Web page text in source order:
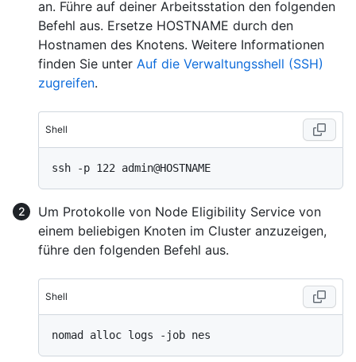
an. Führe auf deiner Arbeitsstation den folgenden
Befehl aus. Ersetze HOSTNAME durch den
Hostnamen des Knotens. Weitere Informationen
finden Sie unter Auf die Verwaltungsshell (SSH)
zugreifen.
Shell
Um Protokolle von Node Eligibility Service von
einem beliebigen Knoten im Cluster anzuzeigen,
führe den folgenden Befehl aus.
Shell